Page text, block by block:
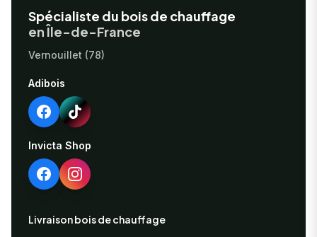
Spécialiste du bois de chauffage
en Île-de-France
Vernouillet (78)
Adibois
Invicta Shop
Livraison bois de chauffage